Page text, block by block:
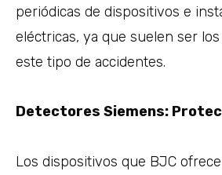
periódicas de dispositivos e
eléctricas, ya que suelen ser
este tipo de accidentes.
Detectores Siemens:
Los dispositivos que BJC